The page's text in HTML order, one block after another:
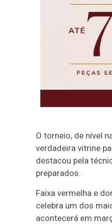
O torneio, de nível
verdadeira vitrine
destacou pela
preparados.
Faixa vermelha e
celebra um dos
acontecerá em